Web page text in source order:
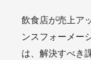
飲食店が売上ア
ンスフォーメー
は、解決すべき